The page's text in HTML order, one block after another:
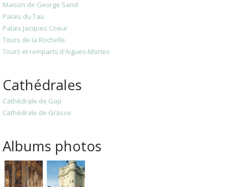
Maison de George Sand
Palais du Tau
Palais Jacques Coeur
Tours de la Rochelle
Tours et remparts d'Aigues-Mortes
Cathédrales
Cathédrale de Gap
Cathédrale de Grasse
Albums photos